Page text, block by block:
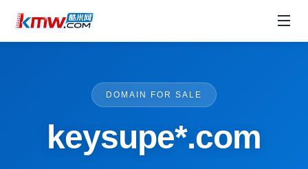
DOMAIN FOR SALE
keysupe*.com